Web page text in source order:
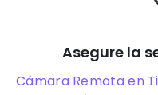
Asegure la
Cámara Remota en